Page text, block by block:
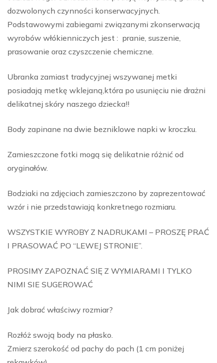
dozwolonych czynności konserwacyjnych.
Podstawowymi zabiegami związanymi zkonserwacją
wyrobów włókienniczych jest : pranie, suszenie,
prasowanie oraz czyszczenie chemiczne.
Ubranka zamiast tradycyjnej wszywanej metki
posiadają metkę wklejaną,która po usunięciu nie drażni
delikatnej skóry naszego dziecka!!
Body zapinane na dwie bezniklowe napki w kroczku.
Zamieszczone fotki mogą się delikatnie różnić od
oryginałów.
Bodziaki na zdjęciach zamieszczono by zaprezentować
wzór i nie przedstawiają konkretnego rozmiaru.
WSZYSTKIE WYROBY Z NADRUKAMI – PROSZĘ PRAĆ
I PRASOWAĆ PO “LEWEJ STRONIE”.
PROSIMY ZAPOZNAĆ SIĘ Z WYMIARAMI I TYLKO
NIMI SIE SUGEROWAĆ
Jak dobrać właściwy rozmiar?
Rozłóż swoją body na płasko.
Zmierz szerokość od pachy do pach (1 cm poniżej